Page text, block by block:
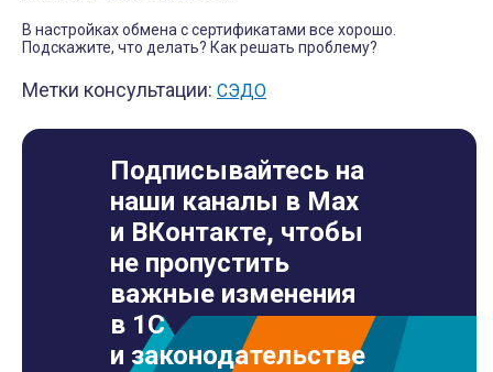
В настройках обмена с сертификатами все хорошо.
Подскажите, что делать? Как решать проблему?
Метки консультации: СЭДО
Подписывайтесь на
наши каналы в Max
и ВКонтакте, чтобы
не пропустить
важные изменения
в 1С
и законодательстве